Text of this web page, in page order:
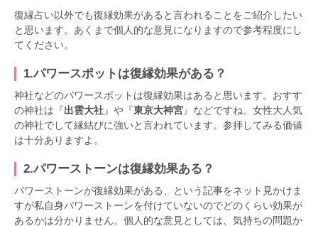
復縁占い以外でも復縁効果があると言われることをご紹介したい
と思います。あくまで個人的な意見になりますので参考程度にし
てください。
1.パワースポットは復縁効果がある？
神社などのパワースポットは復縁効果はあると思います。おすす
の神社は『出雲大社』や『東京大神宮』などですね。女性大人気
の神社でして縁結びに強いと言われています。参拝してみる価値
は十分ありますよ。
2.パワーストーンは復縁効果ある？
パワーストーンが復縁効果がある、という記事をネット見かけま
すが私自身パワーストーンを付けていないのでどのくらい効果が
あるかは分かりません。個人的な意見としては、気持ちの問題か